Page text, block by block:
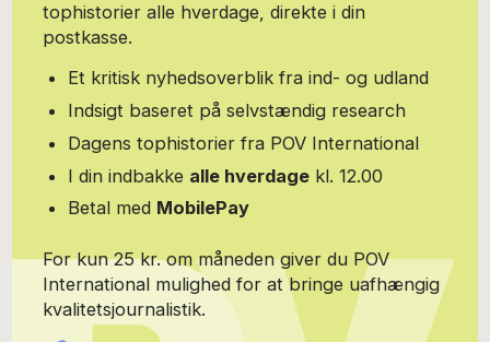
tophistorier alle hverdage, direkte i din
postkasse.
Et kritisk nyhedsoverblik fra ind- og udland
Indsigt baseret på selvstændig research
Dagens tophistorier fra POV International
I din indbakke alle hverdage kl. 12.00
Betal med MobilePay
For kun 25 kr. om måneden giver du POV
International mulighed for at bringe uafhængig
kvalitetsjournalistik.